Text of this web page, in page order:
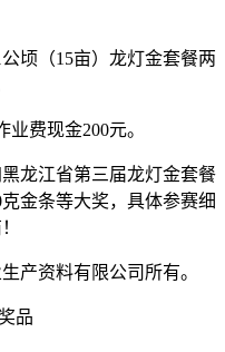
顷（15亩）龙灯金套餐两
费现金200元。
龙江省第三届龙灯金套餐
金条等大奖，具体参赛细
产资料有限公司所有。
品